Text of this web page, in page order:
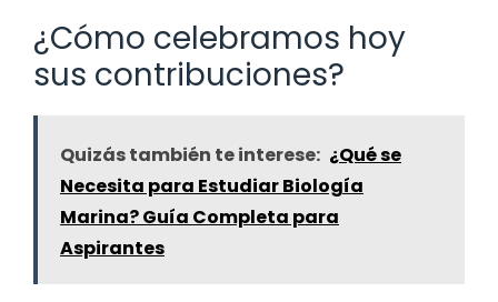
¿Cómo celebramos hoy
sus contribuciones?
Quizás también te interese: ¿Qué se
Necesita para Estudiar Biología
Marina? Guía Completa para
Aspirantes